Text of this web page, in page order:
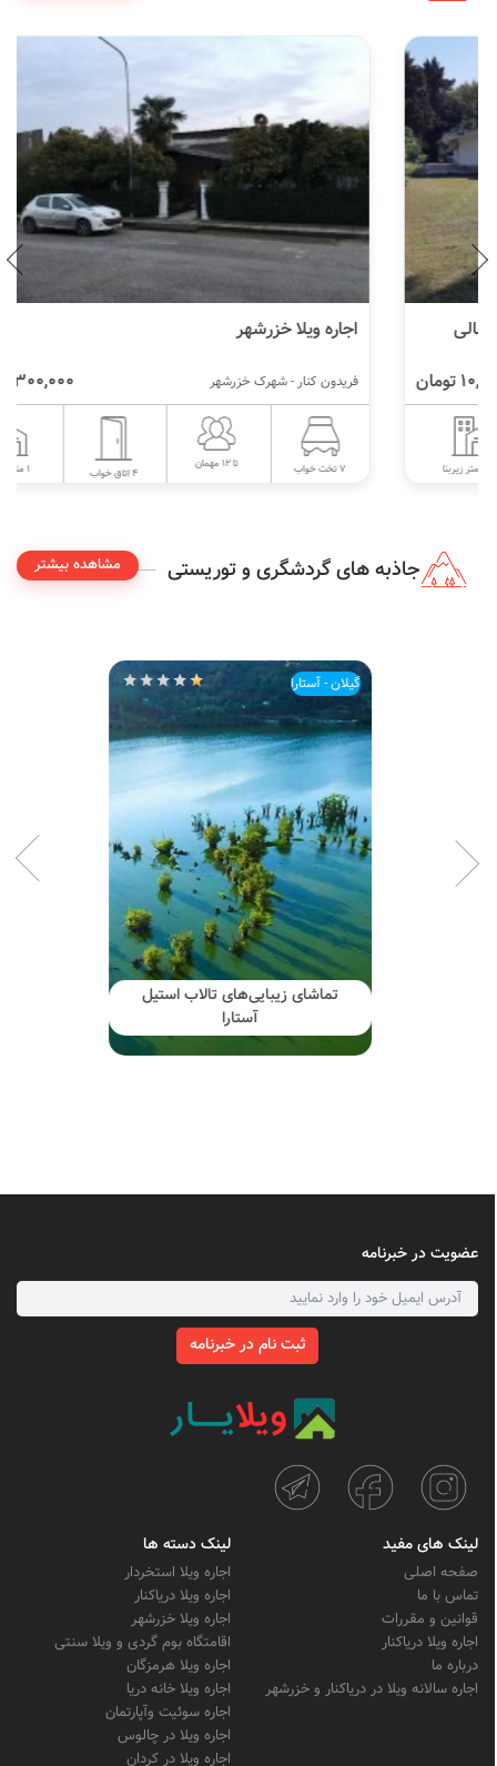
اجاره ویلا خزرشهر
فریدون کنار - شهرک خزرشهر
تا 12 مهمان 1 متر زیربنا
جاذبه های گردشگری و توریستی مشاهده بیشتر
گیلان - آستارا
تماشای زیبایی‌های تالاب استیل
آستارا
عضویت در خبرنامه
ثبت نام در خبرنامه
لینک های مفید
صفحه اصلی
تماس با ما
قوانین و مقررات
اجاره ویلا دریاکنار
درباره ما
اجاره سالانه ویلا در دریاکنار و خزرشهر
لینک دسته ها
اجاره ویلا استخردار
اجاره ویلا دریاکنار
اجاره ویلا خزرشهر
اقامتگاه بوم گردی و ویلا سنتی
اجاره ویلا هرمزگان
اجاره ویلا خانه دریا
اجاره سوئیت وآپارتمان
اجاره ویلا در چالوس
اجاره ویلا در کردان